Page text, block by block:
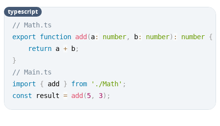
// Math.ts
export
function add (a: number, b: number) : number {
return a + b;
}
// Main.ts
import
{ add } from './Math' ;
const result = add (5, 3) ;
ty­pe­script